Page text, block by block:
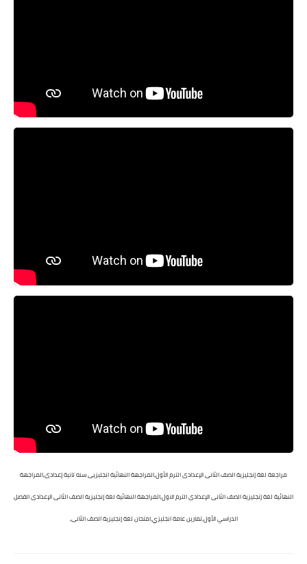
مراجعة لغة إنجليزية الصف الثانى الإعدادى الترم الأول,المراجهة النهائية انجليزيى سنه تانية إعدادى,المراجهة
النهائية لغة إنجليزية الصف الثانى الإعدادى الترم الاول,المراجهة النهائية لغة إنجليزية الصف الثانى الإعدادى الفصل
الدراسي الأول,تمارين عامة انجليزي,امتحان لغة إنجليزية الصف الثانى,